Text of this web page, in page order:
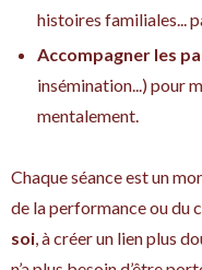
histoires familiales...
Accompagner les
insémination...) pour
mentalement.
Chaque séance est un
de la performance ou du
soi, à créer un lien plus